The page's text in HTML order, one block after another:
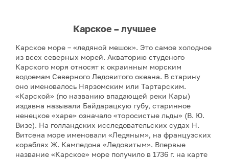
Карское – лучшее
Карское море – «ледяной мешок». Это самое холодное
из всех северных морей. Акваторию студеного
Карского моря относят к окраинным морским
водоемам Северного Ледовитого океана. В старину
оно именовалось Нярзомским или Тартарским.
«Карской» (по названию впадающей реки Кары)
издавна называли Байдарацкую губу, старинное
ненецкое «харе» означало «торосистые льды» (В. Ю.
Визе). На голландских исследовательских судах Н.
Витсена море именовали «Ледяным», на французских
кораблях Ж. Кампедона «Ледовитым». Впервые
название «Карское» море получило в 1736 г. на карте